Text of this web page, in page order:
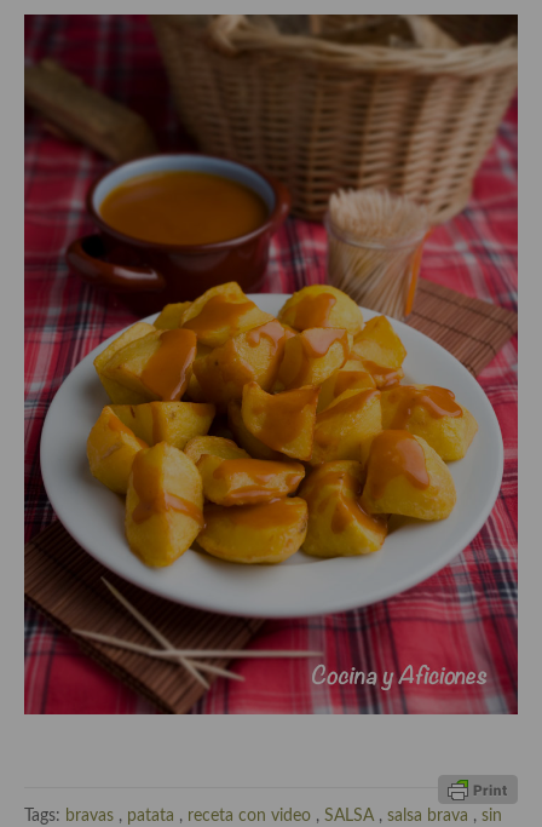
Cocina Canaria
Cocina Castilla – La Mancha
Cocina Catalana
Cocina Extremeña
Cocina Gallega
Cocina Madrileña
Cocina Murciana
Cocina Navarra
Cocina Riojana
Cocina Valenciana
Cocina Vasca
Cocina Europea
Cocina Alemana
Tags: bravas , patata , receta con video , SALSA, salsa brava , sin